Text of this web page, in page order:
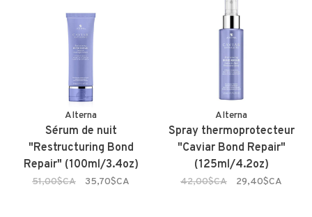
Alterna
Sérum de nuit
"Restructuring Bond
Repair" (100ml/3.4oz)
51,00$CA 35,70$CA
Alterna
Spray thermoprotecteur
"Caviar Bond Repair"
(125ml/4.2oz)
42,00$CA 29,40$CA